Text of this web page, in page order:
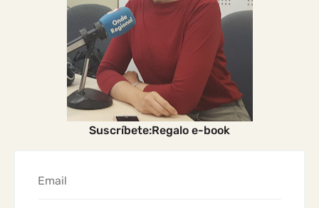
Suscríbete:Regalo e-book